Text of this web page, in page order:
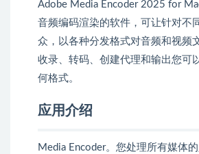
Adobe Media Encoder 2025 for
音频编码渲染的软件，可让针对不
众，以各种分发格式对音频和视频
收录、转码、创建代理和输出您可
何格式。
应用介绍
Media Encoder。您处理所有媒体